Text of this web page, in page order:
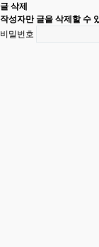
글 삭제
작성자만 글을 삭제할 수
비밀번호